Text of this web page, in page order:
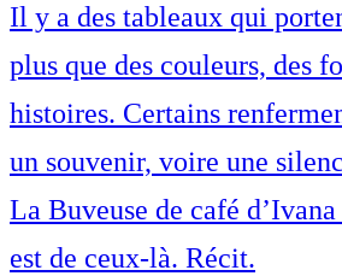
Il y a des tableaux qui
plus que des couleurs, des
histoires. Certains
un souvenir, voire une
La Buveuse de café
est de ceux-là. Récit.